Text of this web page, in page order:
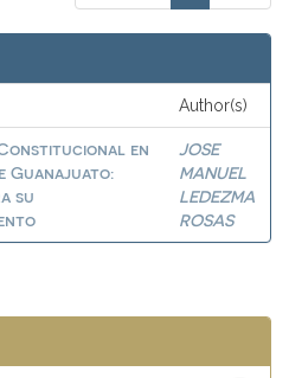
Author(s)
en
Guanajuato:
su
JOSE
MANUEL
LEDEZMA
ROSAS